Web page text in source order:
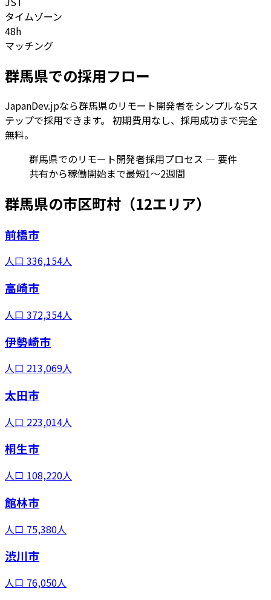
タイムゾーン
48h
マッチング
群馬県での採用フロー
JapanDev.jpなら群馬県のリモート開発者をシンプルな5ス
テップで採用できます。 初期費用なし、採用成功まで完全
無料。
群馬県でのリモート開発者採用プロセス — 要件
共有から稼働開始まで最短1〜2週間
群馬県の市区町村（12エリア）
前橋市
人口 336,154人
高崎市
人口 372,354人
伊勢崎市
人口 213,069人
太田市
人口 223,014人
桐生市
人口 108,220人
館林市
人口 75,380人
渋川市
人口 76,050人